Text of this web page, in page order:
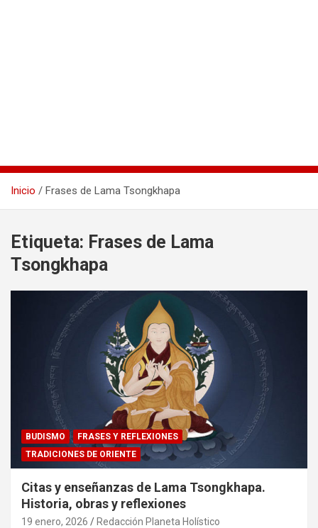
Inicio Frases de Lama Tsongkhapa
Etiqueta: Frases de Lama
Tsongkhapa
BUDISMO
FRASES Y REFLEXIONES
TRADICIONES DE ORIENTE
Citas y enseñanzas de Lama Tsongkhapa.
Historia, obras y reflexiones
19 enero, 2026 Redacción Planeta Holístico